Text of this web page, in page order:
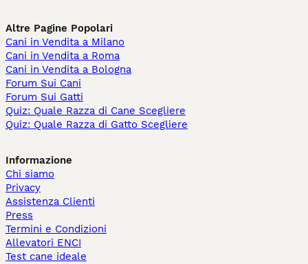
Altre Pagine Popolari
Cani in Vendita a Milano
Cani in Vendita a Roma
Cani in Vendita a Bologna
Forum Sui Cani
Forum Sui Gatti
Quiz: Quale Razza di Cane Scegliere
Quiz: Quale Razza di Gatto Scegliere
Informazione
Chi siamo
Privacy
Assistenza Clienti
Press
Termini e Condizioni
Allevatori ENCI
Test cane ideale